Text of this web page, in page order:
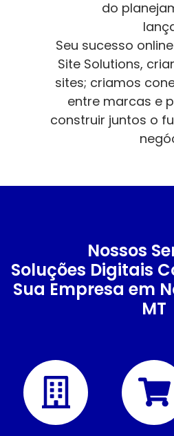
do
Seu sucesso
Site Solutions,
sites; criamos
entre marcas e
construir juntos o
Nossos
Soluções Digitais
Sua Empresa em
MT